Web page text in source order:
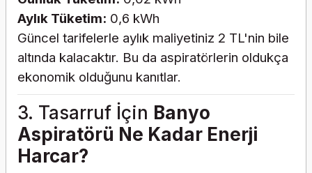
Aylık Tüketim: 0,6 kWh
Güncel tarifelerle aylık maliyetiniz 2 TL'nin bile
altında kalacaktır. Bu da aspiratörlerin oldukça
ekonomik olduğunu kanıtlar.
3. Tasarruf İçin Banyo
Aspiratörü Ne Kadar Enerji
Harcar?